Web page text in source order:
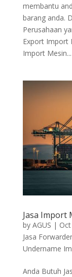
membantu
barang anda.
Perusahaan
Export Import
Import Mesin...
Jasa Import
by AGUS |
Jasa
Undername
Anda Butuh